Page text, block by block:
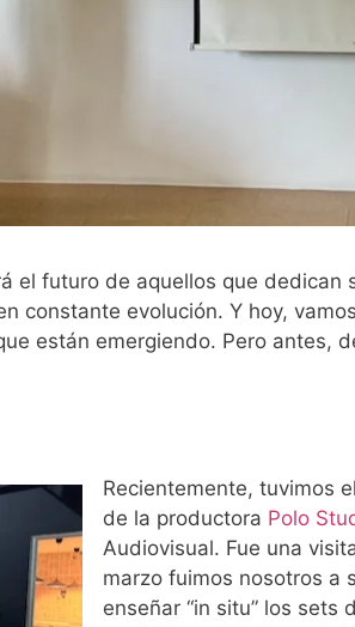
el futuro de aquellos que dedican
constante evolución. Y hoy,
están emergiendo. Pero antes,
Recientemente, tuvimos
de la productora Polo
Audiovisual. Fue una
marzo fuimos nosotros a
enseñar “in situ” los sets